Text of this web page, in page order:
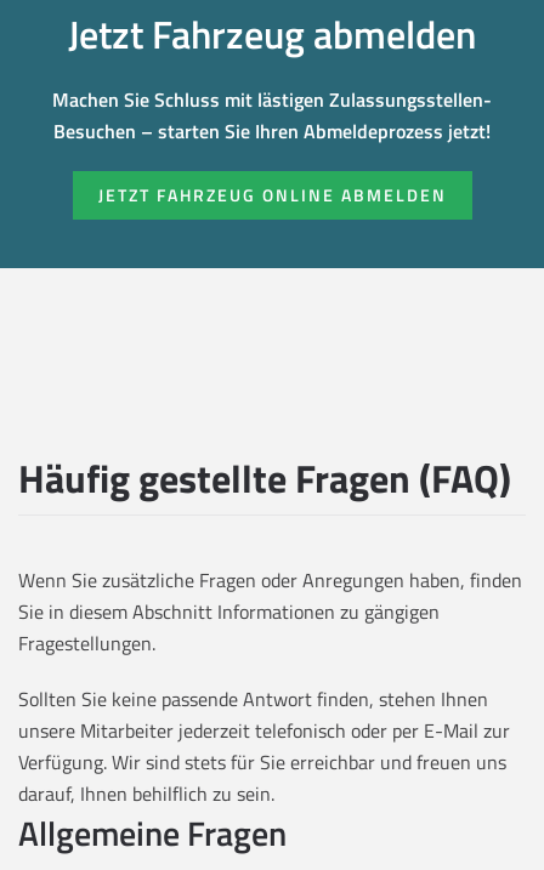
Jetzt Fahrzeug abmelden
Machen Sie Schluss mit lästigen Zulassungsstellen-
Besuchen – starten Sie Ihren Abmeldeprozess jetzt!
JETZT FAHRZEUG ONLINE ABMELDEN
Häufig gestellte Fragen (FAQ)
Wenn Sie zusätzliche Fragen oder Anregungen haben, finden
Sie in diesem Abschnitt Informationen zu gängigen
Fragestellungen.
Sollten Sie keine passende Antwort finden, stehen Ihnen
unsere Mitarbeiter jederzeit telefonisch oder per E-Mail zur
Verfügung. Wir sind stets für Sie erreichbar und freuen uns
darauf, Ihnen behilflich zu sein.
Allgemeine Fragen